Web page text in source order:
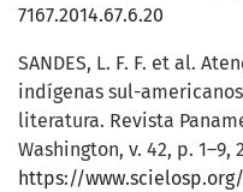
7167.2014.67.6.20
SANDES, L. F. F. et al.
indígenas sul-
literatura. Revista
Washington, v. 42, p. 1–9,
https://